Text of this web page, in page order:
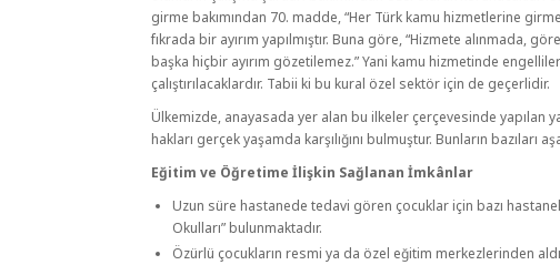
girme bakımından 70. madde, “Her Türk kamu hizmetlerine
fıkrada bir ayırım yapılmıştır. Buna göre, “Hizmete alınmada,
başka hiçbir ayırım gözetilemez.” Yani kamu hizmetinde
çalıştırılacaklardır. Tabii ki bu kural özel sektör için de geçerlidir.
Ülkemizde, anayasada yer alan bu ilkeler çerçevesinde yapılan
hakları gerçek yaşamda karşılığını bulmuştur. Bunların bazıları
Eğitim ve Öğretime İlişkin Sağlanan İmkânlar
Uzun süre hastanede tedavi gören çocuklar için bazı
Okulları” bulunmaktadır.
Özürlü çocukların resmi ya da özel eğitim merkezlerinden